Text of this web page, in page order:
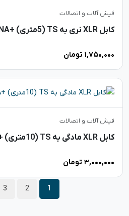
فیش آلات و اتصالات
کابل XLR نری به TS (5متری) +DYNA
۱,۷۵۰,۰۰۰ تومان
فیش آلات و اتصالات
کابل XLR مادگی به TS (10متری) +DYNA
۳,۰۰۰,۰۰۰ تومان
1
2
3